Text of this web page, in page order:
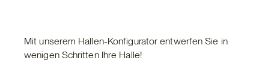
Mit unserem Hallen-Konfigurator entwerfen Sie in
wenigen Schritten Ihre Halle!